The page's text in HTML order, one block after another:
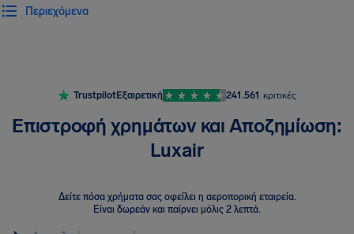
Περιεχόμενα
TrustpilotΕξαιρετική 241.561 κριτικές
Επιστροφή χρημάτων και Αποζημίωση:
Luxair
Δείτε πόσα χρήματα σας οφείλει η αεροπορική εταιρεία.
Είναι δωρεάν και παίρνει μόλις 2 λεπτά.